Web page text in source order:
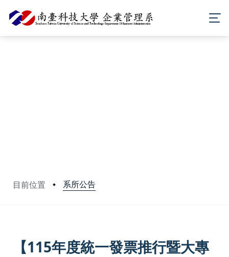
目前位置 系所公告
【115年度統一發票推行暨大專